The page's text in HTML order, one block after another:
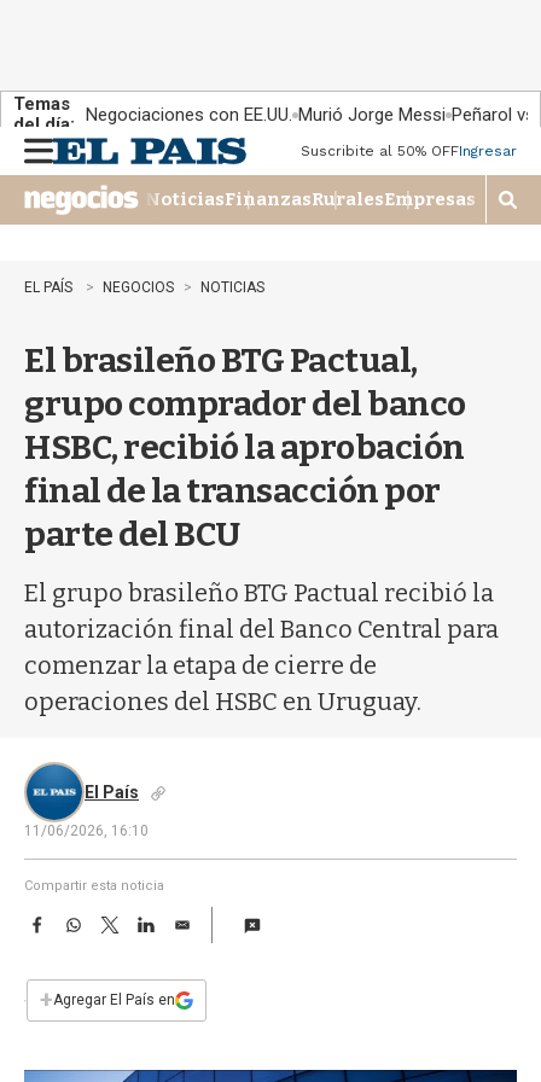
Temas
del día: Negociaciones con EE.UU. Murió Jorge Messi Peñarol
n
u
Suscribite al 50% OFFIngresar
NoticiasFinanzasRuralesEmpresas
M
o
EL PAÍS NEGOCIOS NOTICIAS
El brasileño BTG Pactual,
grupo comprador del banco
HSBC, recibió la aprobación
final de la transacción por
parte del BCU
El grupo brasileño BTG Pactual recibió la
autorización final del Banco Central para
comenzar la etapa de cierre de
operaciones del HSBC en Uruguay.
El País
11/06/2026, 16:10
Compartir esta noticia
F
e
b
W
s
T
w
t
L
E
i
l
+Agregar El País en